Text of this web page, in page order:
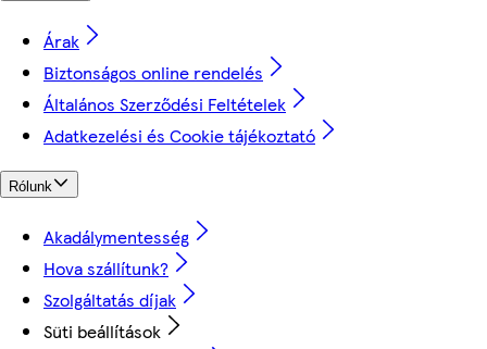
Árak
Biztonságos online rendelés
Általános Szerződési Feltételek
Adatkezelési és Cookie tájékoztató
Rólunk
Akadálymentesség
Hova szállítunk?
Szolgáltatás díjak
Süti beállítások